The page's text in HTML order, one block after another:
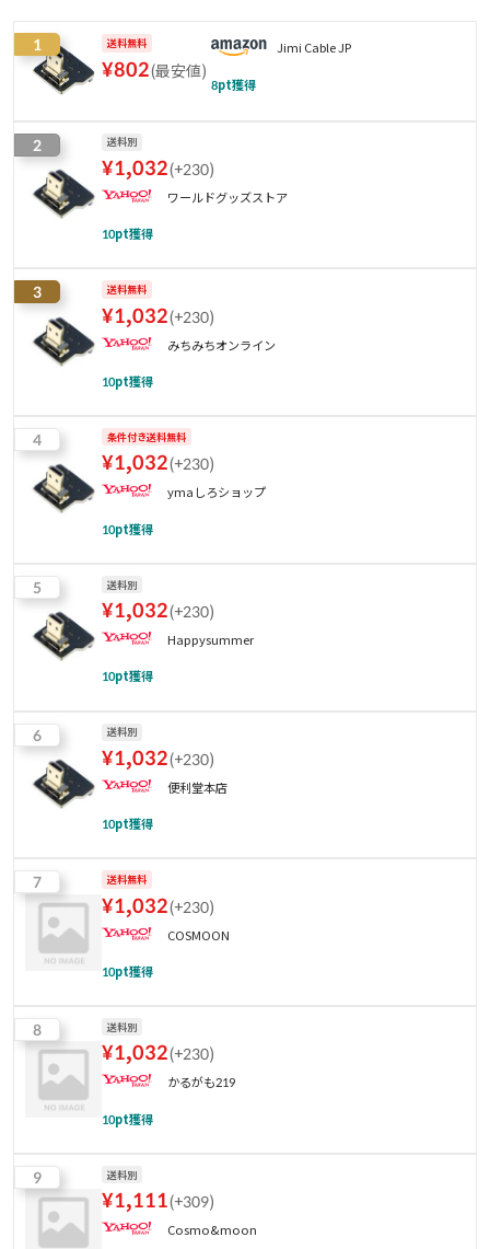
1 送料無料
¥802(最安値)
Jimi Cable JP
8pt獲得
2 送料別
¥1,032(+230)
ワールドグッズストア
10pt獲得
3 送料無料
¥1,032(+230)
みちみちオンライン
10pt獲得
4 条件付き送料無料
¥1,032(+230)
ymaしろショップ
10pt獲得
5 送料別
¥1,032(+230)
Happysummer
10pt獲得
6 送料別
¥1,032(+230)
便利堂本店
10pt獲得
7 送料無料
¥1,032(+230)
COSMOON
10pt獲得
8 送料別
¥1,032(+230)
かるがも219
10pt獲得
9 送料別
¥1,111(+309)
Cosmo&moon